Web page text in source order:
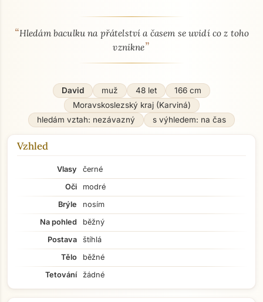
O mně - seznamka profil
“Hledám baculku na přátelství a časem se uvidí co z toho
vznikne”
David muž 48 let
166 cm
Moravskoslezský kraj (Karviná)
hledám vztah: nezávazný
s výhledem: na čas
Vzhled
Vlasy
černé
Oči
modré
Brýle
nosím
Na pohled
běžný
Postava
štíhlá
Tělo
běžné
Tetování
žádné